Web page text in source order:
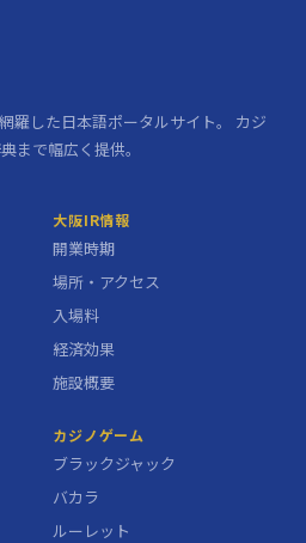
羅した日本語ポータルサイト。 カジ
まで幅広く提供。
大阪IR情報
開業時期
場所・アクセス
入場料
経済効果
施設概要
カジノゲーム
ブラックジャック
バカラ
ルーレット